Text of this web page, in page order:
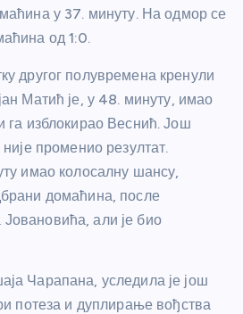
у 37. минуту. На одмор се
од 1:0.
другог полувремена кренули
Матић је, у 48. минуту, имао
га изблокирао Веснић. Још
променио резултат.
имао колосалну шансу,
домаћина, после
али је био
Чарапана, уследила је још
потеза и дуплирање вођства